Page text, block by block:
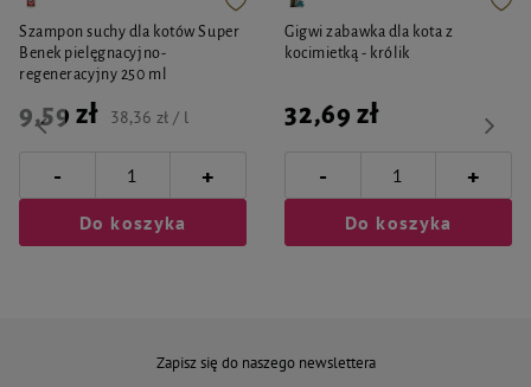
Szampon suchy dla kotów Super
Benek pielęgnacyjno-
regeneracyjny 250 ml
9,59 zł 38,36 zł / l
- +
Do koszyka
Gigwi zabawka dla kota z
kocimietką - królik
32,69 zł
- +
Do koszyka
Zapisz się do naszego newslettera